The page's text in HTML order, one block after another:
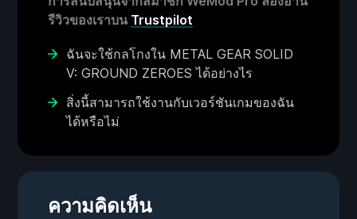
รีวิวของเราบน Trustpilot
ฉันจะใช้กลโกงใน METAL GEAR SOLID
V: GROUND ZEROES ได้อย่างไร
สิ่งนี้สามารถใช้งานกับเวอร์ชันเกมของฉัน
ได้หรือไม่
ความคิดเห็น